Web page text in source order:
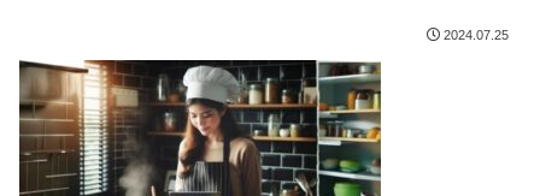
2024.07.25